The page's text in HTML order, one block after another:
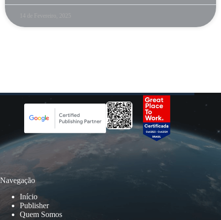
14 de Fevereiro, 2025
Navegação
Início
Publisher
Quem Somos